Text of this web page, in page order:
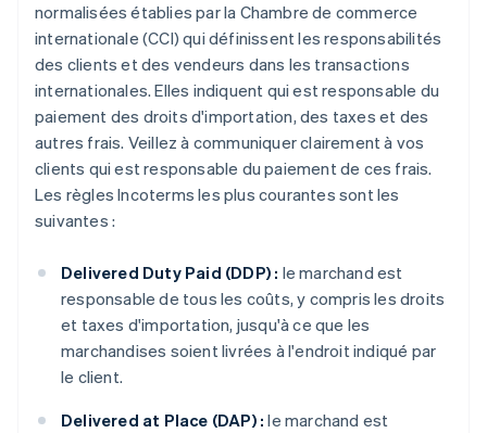
normalisées établies par la Chambre de commerce
internationale (CCI) qui définissent les responsabilités
des clients et des vendeurs dans les transactions
internationales. Elles indiquent qui est responsable du
paiement des droits d'importation, des taxes et des
autres frais. Veillez à communiquer clairement à vos
clients qui est responsable du paiement de ces frais.
Les règles Incoterms les plus courantes sont les
suivantes :
Delivered Duty Paid (DDP) : le marchand est
responsable de tous les coûts, y compris les droits
et taxes d'importation, jusqu'à ce que les
marchandises soient livrées à l'endroit indiqué par
le client.
Delivered at Place (DAP) : le marchand est